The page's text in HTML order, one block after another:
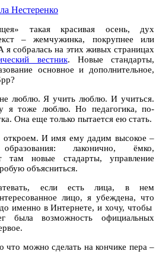
Нестеренко
такая красивая осень, дух
– жемчужинка, покрупнее или
собралась на этих живых страницах
вестник. Новые стандарты,
основное и дополнительное,
люблю. Я учить люблю. И учиться.
я тоже люблю. Но педагогика, по-
Она еще только пытается ею стать.
откроем. И имя ему дадим высокое –
лаконично, ёмко,
там новые стадарты, управление
объясниться.
если есть лица, в нем
лицо, я убеждена, что
именно в Интернете, и хочу, чтобы
возможность официальных
что можно сделать на кончике пера –